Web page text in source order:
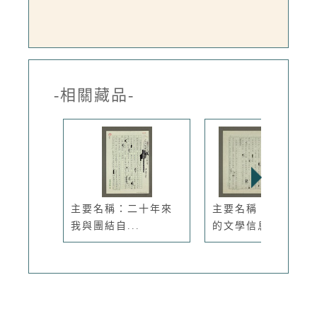
-相關藏品-
主要名稱：二十年來
我與團結自...
主要名稱：來自北京
的文學信息